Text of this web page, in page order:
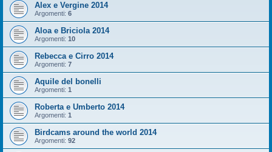
Alex e Vergine 2014
Argomenti: 6
Aloa e Briciola 2014
Argomenti: 10
Rebecca e Cirro 2014
Argomenti: 7
Aquile del bonelli
Argomenti: 1
Roberta e Umberto 2014
Argomenti: 1
Birdcams around the world 2014
Argomenti: 92